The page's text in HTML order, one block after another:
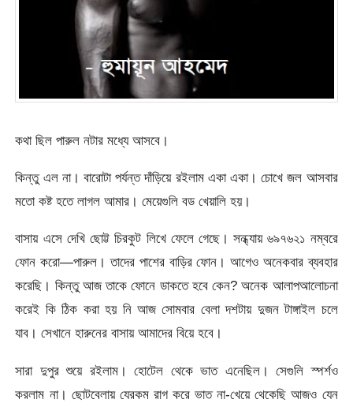
কথা ছিল পারুল নটার মধ্যে আসবে।
কিন্তু এল না। বারোটা পর্যন্ত দাঁড়িয়ে রইলাম একা একা। চোখে জল আসবার
মতো কষ্ট হতে লাগল আমার। মেয়েগুলি বড খেয়ালি হয়।
বাসায় এসে দেখি ছোট্ট চিরকুট লিখে ফেলে গেছে। সন্ধ্যায় ৬৯৭৬২১ নম্বরে
ফোন করো—পারুল। তাদের পাশের বাড়ির ফোন। আগেও অনেকবার ব্যবহার
করেছি। কিন্তু আজ তাকে ফোনে ডাকতে হবে কেন? অনেক আলাপআলোচনা
করেই কি ঠিক করা হয় নি আজ সোমবার বেলা দশটায় দুজন টাঙ্গাইল চলে
যাব। সেখানে হারুনের বাসায় আমাদের বিয়ে হবে।
সারা দুপুর শুয়ে রইলাম। হোটেল থেকে ভাত এনেছিল। সেগুলি স্পর্শও
করলাম না। ছোটবেলায় যেরকম রাগ করে ভাত না-খেয়ে থেকেছি আজও যেন